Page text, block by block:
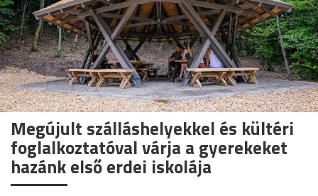
Megújult szálláshelyekkel és kültéri
foglalkoztatóval várja a gyerekeket
hazánk első erdei iskolája